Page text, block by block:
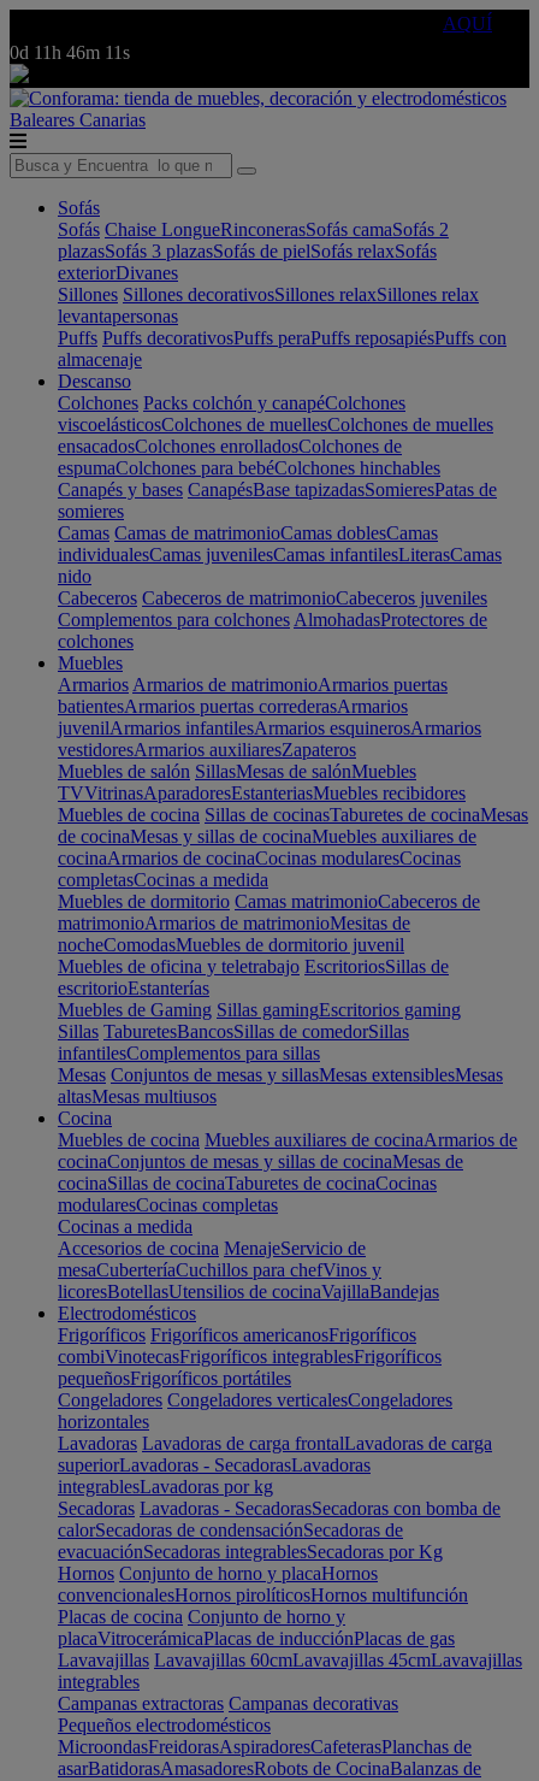
AQUÍ
0d 11h 46m 11s
Baleares Canarias
Sofás
Sofás Chaise LongueRinconerasSofás camaSofás 2
plazasSofás 3 plazasSofás de pielSofás relaxSofás
exteriorDivanes
Sillones Sillones decorativosSillones relaxSillones relax
levantapersonas
Puffs Puffs decorativosPuffs peraPuffs reposapiésPuffs con
almacenaje
Descanso
Colchones Packs colchón y canapéColchones
viscoelásticosColchones de muellesColchones de muelles
ensacadosColchones enrolladosColchones de
espumaColchones para bebéColchones hinchables
Canapés y bases CanapésBase tapizadasSomieresPatas de
somieres
Camas Camas de matrimonioCamas doblesCamas
individualesCamas juvenilesCamas infantilesLiterasCamas
nido
Cabeceros Cabeceros de matrimonioCabeceros juveniles
Complementos para colchones AlmohadasProtectores de
colchones
Muebles
Armarios Armarios de matrimonioArmarios puertas
batientesArmarios puertas correderasArmarios
juvenilArmarios infantilesArmarios esquinerosArmarios
vestidoresArmarios auxiliaresZapateros
Muebles de salón SillasMesas de salónMuebles
TVVitrinasAparadoresEstanteriasMuebles recibidores
Muebles de cocina Sillas de cocinasTaburetes de cocinaMesas
de cocinaMesas y sillas de cocinaMuebles auxiliares de
cocinaArmarios de cocinaCocinas modularesCocinas
completasCocinas a medida
Muebles de dormitorio Camas matrimonioCabeceros de
matrimonioArmarios de matrimonioMesitas de
nocheComodasMuebles de dormitorio juvenil
Muebles de oficina y teletrabajo EscritoriosSillas de
escritorioEstanterías
Muebles de Gaming Sillas gamingEscritorios gaming
Sillas TaburetesBancosSillas de comedorSillas
infantilesComplementos para sillas
Mesas Conjuntos de mesas y sillasMesas extensiblesMesas
altasMesas multiusos
Cocina
Muebles de cocina Muebles auxiliares de cocinaArmarios de
cocinaConjuntos de mesas y sillas de cocinaMesas de
cocinaSillas de cocinaTaburetes de cocinaCocinas
modularesCocinas completas
Cocinas a medida
Accesorios de cocina MenajeServicio de
mesaCuberteríaCuchillos para chefVinos y
licoresBotellasUtensilios de cocinaVajillaBandejas
Electrodomésticos
Frigoríficos Frigoríficos americanosFrigoríficos
combiVinotecasFrigoríficos integrablesFrigoríficos
pequeñosFrigoríficos portátiles
Congeladores Congeladores verticalesCongeladores
horizontales
Lavadoras Lavadoras de carga frontalLavadoras de carga
superiorLavadoras - SecadorasLavadoras
integrablesLavadoras por kg
Secadoras Lavadoras - SecadorasSecadoras con bomba de
calorSecadoras de condensaciónSecadoras de
evacuaciónSecadoras integrablesSecadoras por Kg
Hornos Conjunto de horno y placaHornos
convencionalesHornos pirolíticosHornos multifunción
Placas de cocina Conjunto de horno y
placaVitrocerámicaPlacas de inducciónPlacas de gas
Lavavajillas Lavavajillas 60cmLavavajillas 45cmLavavajillas
integrables
Campanas extractoras Campanas decorativas
Pequeños electrodomésticos
MicroondasFreidorasAspiradoresCafeterasPlanchas de
asarBatidorasAmasadoresRobots de CocinaBalanzas de